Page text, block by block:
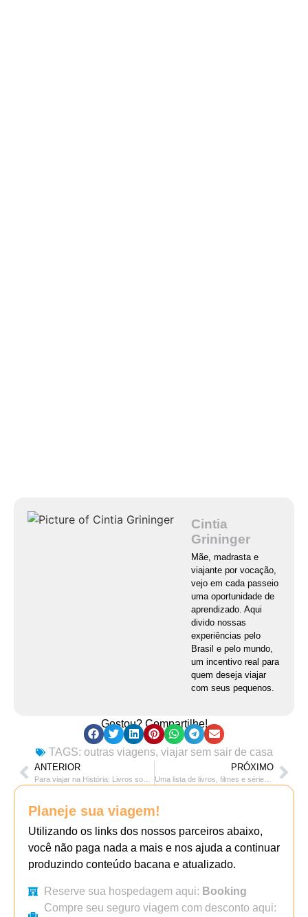
Cintia
Grininger
Mãe, madrasta e
viajante por vocação,
vejo em cada passeio
uma oportunidade de
aprendizado. Aqui
divido nossas
experiências pelo
Brasil e pelo mundo,
um incentivo real para
quem deseja viajar
com seus pequenos.
Gostou? Compartilhe!
TAGS: outras viagens, viajar sem sair de casa
ANTERIOR PRÓXIMO
Uma lista de livros, filmes e séries sobre maternidade e filhos
Planeje sua viagem!
Utilizando os links dos nossos parceiros abaixo,
você não paga nada a mais e nos ajuda a continuar
produzindo conteúdo bacana e atualizado.
Reserve sua hospedagem aqui: Booking
Compre seu seguro viagem com desconto aqui: